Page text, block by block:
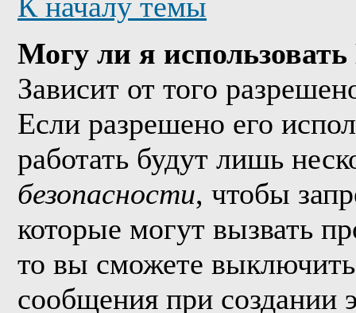
Могу ли я
Зависит от того
Если разрешено его
работать будут лишь
безопасности, чтобы
которые могут вызвать
то вы сможете выключить
сообщения при создании